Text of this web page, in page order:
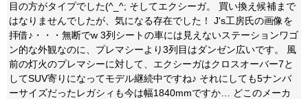
目の方がタイプでした(^_^; そしてエクシーガ。 買い換え候補まで
はなりませんでしたが、気になる存在でした！ J's工房氏の画像を
拝借♪・・・無断でw 3列シートの車には見えないステーションワゴ
ン的な外観なのに、プレマシーより3列目はダンゼン広いです。 風
前の灯火のプレマシーに対して、エクシーガはクロスオーバー7と
してSUV寄りになってモデル継続中ですね♪ それにしても5ナンバ
ーサイズだったレガシィも今は幅1840mmですか… どこのメーカ